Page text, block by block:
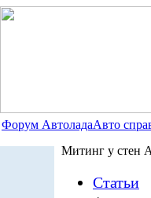
Форум АвтоладаАвто
Митинг у стен
Статьи